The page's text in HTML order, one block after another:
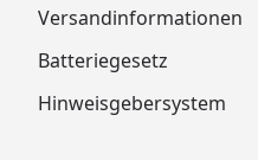
Versandinformationen
Batteriegesetz
Hinweisgebersystem